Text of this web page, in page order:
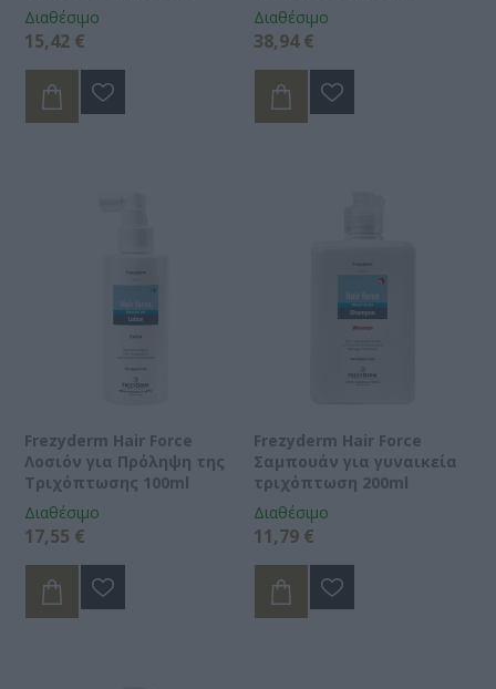
Διαθέσιμο
15,42 €
Διαθέσιμο
38,94 €
Frezyderm Hair Force
Λοσιόν για Πρόληψη της
Τριχόπτωσης 100ml
Διαθέσιμο
17,55 €
Frezyderm Hair Force
Σαμπουάν για γυναικεία
τριχόπτωση 200ml
Διαθέσιμο
11,79 €